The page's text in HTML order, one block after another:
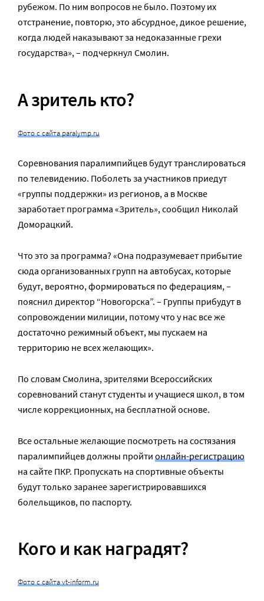
рубежом. По ним вопросов не было. Поэтому их
отстранение, повторю, это абсурдное, дикое решение,
когда людей наказывают за недоказанные грехи
государства», – подчеркнул Смолин.
А зритель кто?
Фото с сайта paralymp.ru
Соревнования паралимпийцев будут транслироваться
по телевидению. Поболеть за участников приедут
«группы поддержки» из регионов, а в Москве
заработает программа «Зритель», сообщил Николай
Доморацкий.
Что это за программа? «Она подразумевает прибытие
сюда организованных групп на автобусах, которые
будут, вероятно, формироваться по федерациям, –
пояснил директор “Новогорска”. – Группы прибудут в
сопровождении милиции, потому что у нас все же
достаточно режимный объект, мы пускаем на
территорию не всех желающих».
По словам Смолина, зрителями Всероссийских
соревнований станут студенты и учащиеся школ, в том
числе коррекционных, на бесплатной основе.
Все остальные желающие посмотреть на состязания
паралимпийцев должны пройти онлайн-регистрацию
на сайте ПКР. Пропускать на спортивные объекты
будут только заранее зарегистрировавшихся
болельщиков, по паспорту.
Кого и как наградят?
Фото с сайта vt-inform.ru